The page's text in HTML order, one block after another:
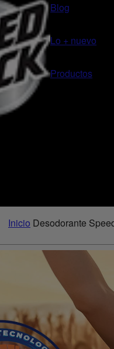
Blog
Lo + nuevo
Productos
Inicio Desodorante